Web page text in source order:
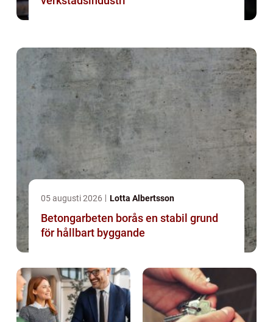
05 augusti 2026 Lotta Albertsson
Betongarbeten borås en stabil grund
för hållbart byggande